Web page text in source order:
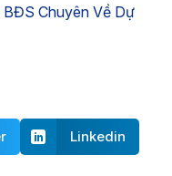
BĐS Chuyên Về Dự
Linkedin